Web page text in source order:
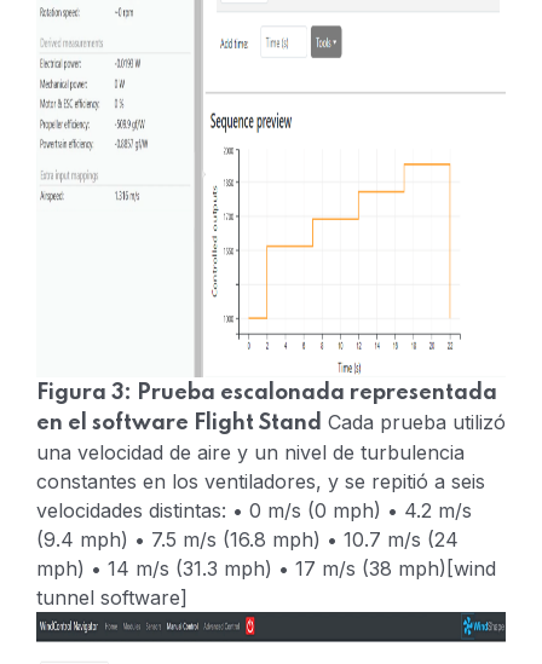
Figura 3: Prueba escalonada representada
en el software Flight Stand Cada prueba utilizó
una velocidad de aire y un nivel de turbulencia
constantes en los ventiladores, y se repitió a seis
velocidades distintas: • 0 m/s (0 mph) • 4.2 m/s
(9.4 mph) • 7.5 m/s (16.8 mph) • 10.7 m/s (24
mph) • 14 m/s (31.3 mph) • 17 m/s (38 mph)[wind
tunnel software]